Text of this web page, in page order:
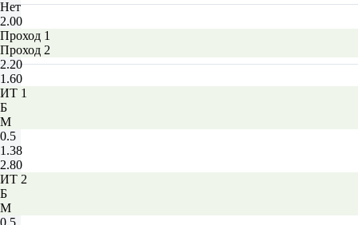
Нет
2.00
Проход 1
Проход 2
2.20
1.60
ИТ 1
Б
М
0.5
1.38
2.80
ИТ 2
Б
М
0.5